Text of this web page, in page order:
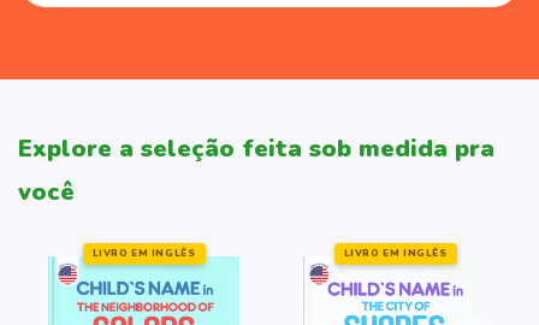
Explore a seleção feita sob medida pra
você
LIVRO EM INGLÊS LIVRO EM INGLÊS